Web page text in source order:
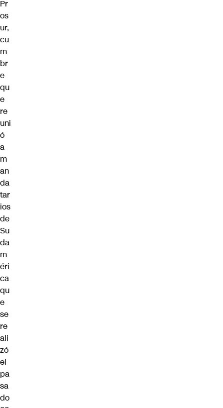
Pr
os
ur,
cu
m
br
e
qu
e
re
uni
ó
a
m
an
da
tar
ios
de
Su
da
m
éri
ca
qu
e
se
re
ali
zó
el
pa
sa
do